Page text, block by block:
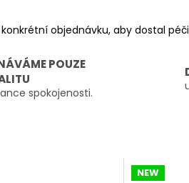
objednávku, aby dostal
POUZE
spokojenosti.
NEW